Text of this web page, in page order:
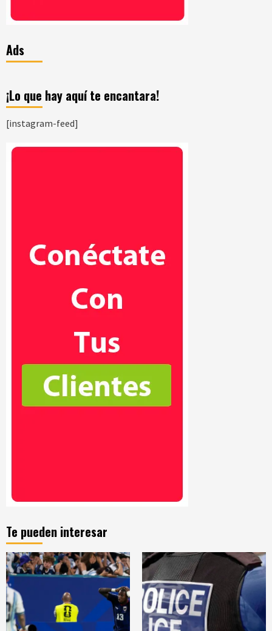
Ads
¡Lo que hay aquí te encantara!
[instagram-feed]
Te pueden interesar